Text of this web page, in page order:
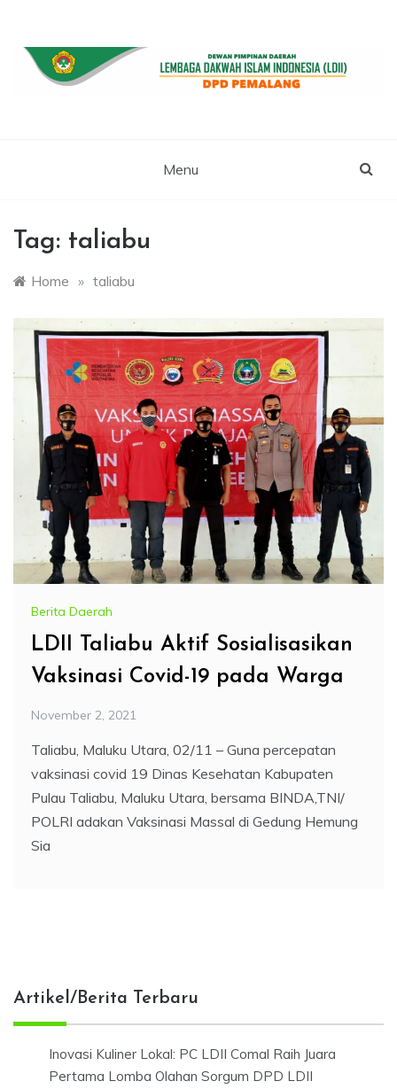
content
Menu
Tag: taliabu
Home » taliabu
Berita Daerah
LDII Taliabu Aktif Sosialisasikan
Vaksinasi Covid-19 pada Warga
November 2, 2021
Taliabu, Maluku Utara, 02/11 – Guna percepatan
vaksinasi covid 19 Dinas Kesehatan Kabupaten
Pulau Taliabu, Maluku Utara, bersama BINDA,TNI/
POLRI adakan Vaksinasi Massal di Gedung Hemung
Sia
Artikel/Berita Terbaru
Inovasi Kuliner Lokal: PC LDII Comal Raih Juara
Pertama Lomba Olahan Sorgum DPD LDII